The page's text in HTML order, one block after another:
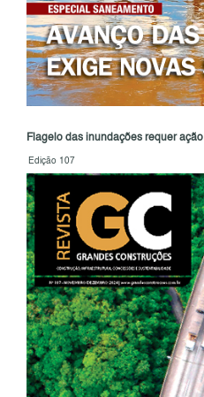
Flagelo das inundações requer ação
Edição 107